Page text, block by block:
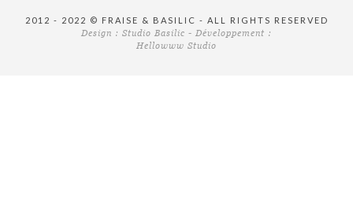
2012 - 2022 © FRAISE & BASILIC - ALL RIGHTS RESERVED
Design : Studio Basilic - Développement :
Hellowww Studio